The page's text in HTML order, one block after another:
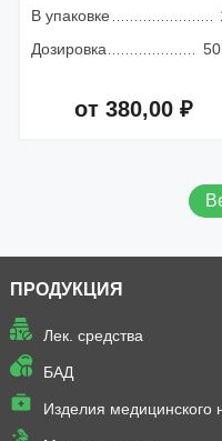
В упаковке
Дозировка
от 380,00 ₽
ПРОДУКЦИЯ
Лек. средства
БАД
Изделия медицинского